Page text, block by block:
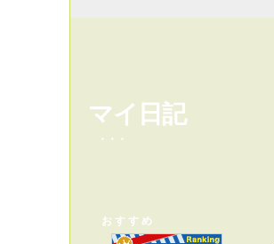
マイ日記
・・・
おすすめ